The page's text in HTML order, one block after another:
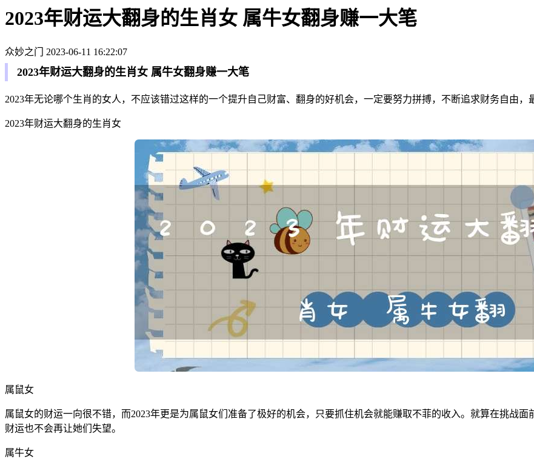
2023年财运大翻身的生肖女 属牛女翻身赚一大笔
众妙之门 2023-06-11 16:22:07
2023年财运大翻身的生肖女 属牛女翻身赚一大笔
2023年无论哪个生肖的女人，不应该错过这样的一个提升自己财富、翻身的好机会，一定要努力拼搏，不断追求财务自由，
2023年财运大翻身的生肖女
属鼠女
属鼠女的财运一向很不错，而2023年更是为属鼠女们准备了极好的机会，只要抓住机会就能赚取不菲的收入。就算在挑战
财运也不会再让她们失望。
属牛女